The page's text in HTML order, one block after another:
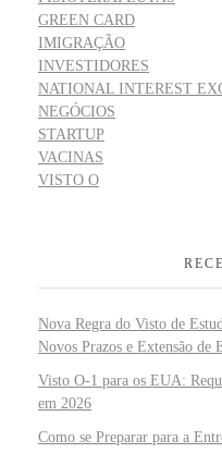
GREEN CARD
IMIGRAÇÃO
INVESTIDORES
NATIONAL INTEREST
NEGÓCIOS
STARTUP
VACINAS
VISTO O
Nova Regra do Visto de
Novos Prazos e Extensão de
Visto O-1 para os EUA:
em 2026
Como se Preparar para a